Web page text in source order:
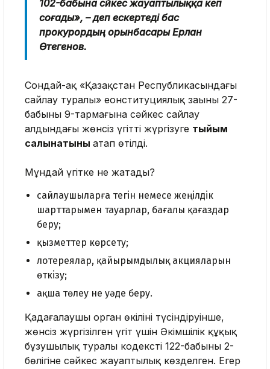
102-бабына сәйкес жауаптылыққа әкеп
соғады», – деп ескертеді бас
прокурордың орынбасары Ерлан
Өтегенов.
Сондай-ақ «Қазақстан Республикасындағы
сайлау туралы» еонституциялық заңының 27-
бабының 9-тармағына сәйкес сайлау
алдындағы жөнсiз үгіттi жүргiзуге тыйым
салынатыны атап өтілді.
Мұндай үгітке не жатады?
сайлаушыларға тегiн немесе жеңiлдiк
шарттарымен тауарлар, бағалы қағаздар
беру;
қызметтер көрсету;
лотереялар, қайырымдылық акцияларын
өткiзу;
ақша төлеу не уәде беру.
Қадағалаушы орган өкілінің түсіндіруінше,
жөнсіз жүргізілген үгіт үшін Әкімшілік құқық
бұзушылық туралы кодекстің 122-бабының 2-
бөлігіне сәйкес жауаптылық көзделген. Егер